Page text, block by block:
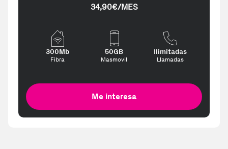
34,90€/MES
300Mb
Fibra
50GB
Masmovil
Ilimitadas
Llamadas
Me interesa